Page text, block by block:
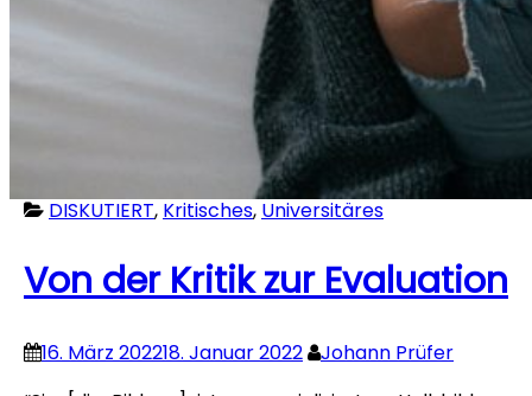
DISKUTIERT, Kritisches, Universitäres
Von der Kritik zur Evaluation
16. März 202218. Januar 2022
Johann Prüfer